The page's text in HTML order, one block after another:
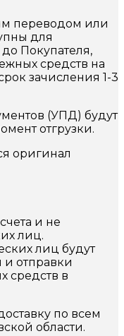
переводом или
для
Покупателя,
средств на
зачисления 1-3
(УПД) будут
отгрузки.
оригинал
и не
лиц.
лиц будут
отправки
средств в
по всем
области.